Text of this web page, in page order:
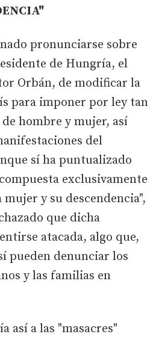
pronunciarse sobre
de Hungría, el
Orbán, de modificar la
para imponer por ley tan
hombre y mujer, así
del
sí ha puntualizado
exclusivamente
y su descendencia",
que dicha
atacada, algo que,
pueden denunciar los
y las familias en
así a las "masacres"